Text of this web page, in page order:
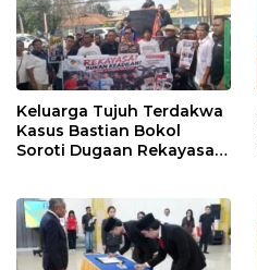
Keluarga Tujuh Terdakwa
Kasus Bastian Bokol
Soroti Dugaan Rekayasa